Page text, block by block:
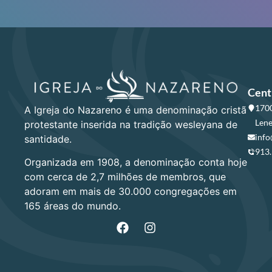
A Igreja do Nazareno é uma denominação cristã
protestante inserida na tradição wesleyana de
santidade.
Organizada em 1908, a denominação conta hoje
com cerca de 2,7 milhões de membros, que
adoram em mais de 30.000 congregações em
165 áreas do mundo.